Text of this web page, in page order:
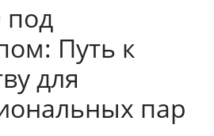
Путь к
для
пар